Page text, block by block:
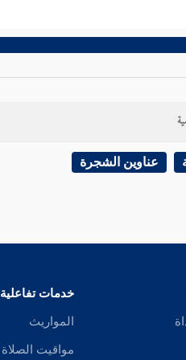
عناوين الشجرة
خدمات تفاعلية
المواريث
مواقيت الصلاة